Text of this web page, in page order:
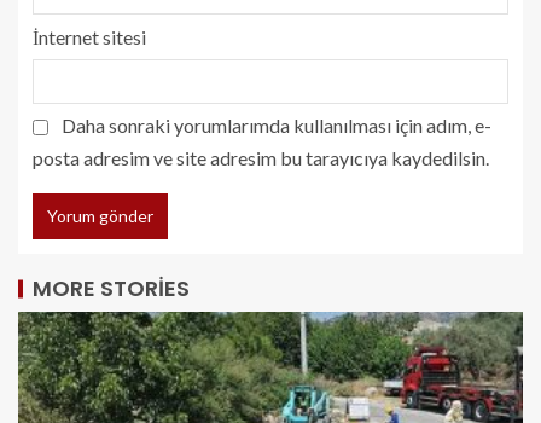
İnternet sitesi
Daha sonraki yorumlarımda kullanılması için adım, e-
posta adresim ve site adresim bu tarayıcıya kaydedilsin.
MORE STORIES